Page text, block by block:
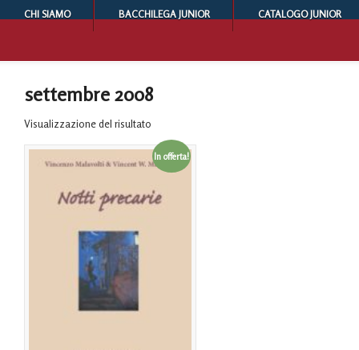
CHI SIAMO BACCHILEGA JUNIOR CATALOGO JUNIOR
settembre 2008
Visualizzazione del risultato
In offerta!